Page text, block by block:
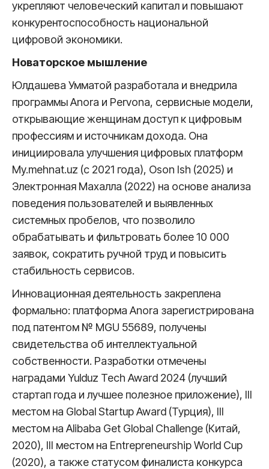
укрепляют человеческий капитал и повышают
конкурентоспособность национальной
цифровой экономики.
Новаторское мышление
Юлдашева Умматой разработала и внедрила
программы Anora и Pervona, сервисные модели,
открывающие женщинам доступ к цифровым
профессиям и источникам дохода. Она
инициировала улучшения цифровых платформ
My.mehnat.uz (с 2021 года), Oson Ish (2025) и
Электронная Махалла (2022) на основе анализа
поведения пользователей и выявленных
системных пробелов, что позволило
обрабатывать и фильтровать более 10 000
заявок, сократить ручной труд и повысить
стабильность сервисов.
Инновационная деятельность закреплена
формально: платформа Anora зарегистрирована
под патентом № MGU 55689, получены
свидетельства об интеллектуальной
собственности. Разработки отмечены
наградами Yulduz Tech Award 2024 (лучший
стартап года и лучшее полезное приложение), III
местом на Global Startup Award (Турция), III
местом на Alibaba Get Global Challenge (Китай,
2020), III местом на Entrepreneurship World Cup
(2020), а также статусом финалиста конкурса